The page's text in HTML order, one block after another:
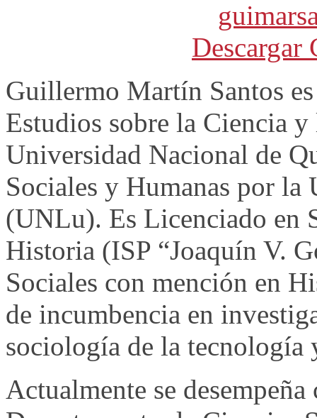
Descargar
Guillermo Martín Santos
Estudios sobre la Ciencia
Universidad Nacional de
Sociales y Humanas por
(UNLu). Es Licenciado en
Historia (ISP “Joaquín V.
Sociales con mención en
de incumbencia en
sociología de la tecnología
Actualmente se